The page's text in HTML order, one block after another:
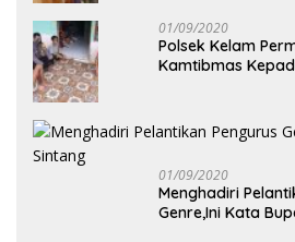
01/09/2020
Polsek Kelam
Kamtibmas
01/09/2020
Menghadiri
Genre,Ini Kata